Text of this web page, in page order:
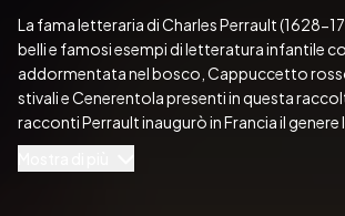
La fama letteraria di Charles Perrault (1628-
belli e famosi esempi di letteratura infantile
addormentata nel bosco, Cappuccetto
stivali e Cenerentola presenti in questa
racconti Perrault inaugurò in Francia il
fiaba che non aveva ancora nessun
ripresi dalla tradizione popolare,